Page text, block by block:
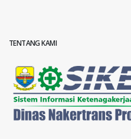
TENTANG KAMI